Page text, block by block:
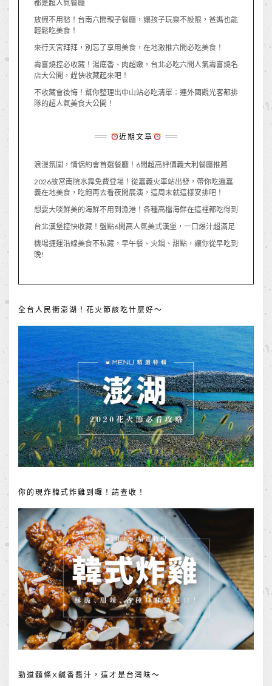
都是超人氣餐廳
放假不用愁！台南六間親子餐廳，讓孩子玩樂不設限，爸媽也能
輕鬆吃美食！
來行天宮拜拜，別忘了享用美食，在地激推六間必吃美食！
壽喜燒控必收藏！湯底香、肉超嫩，台北必吃六間人氣壽喜燒名
店大公開，趕快收藏起來吧！
不收藏會後悔！幫你整理出中山站必吃清單：連外國觀光客都排
隊的超人氣美食大公開！
近期文章
浪漫氛圍，情侶約會首選餐廳！6間超高評價義大利餐廳推薦
2026故宮南院水舞免費登場！從嘉義火車站出發，帶你吃遍嘉
義在地美食，吃飽再去看夜間展演，這周末就這樣安排吧！
想要大啖鮮美的海鮮不用到漁港！各種高檔海鮮在這裡都吃得到
台北漢堡控快收藏！盤點6間高人氣美式漢堡，一口爆汁超滿足
機場捷運沿線美食不私藏，早午餐、火鍋、甜點，讓你從早吃到
晚!
全台人民衝澎湖！花火節該吃什麼好～
你的現炸韓式炸雞到囉！請查收！
勁道麵條X鹹香醬汁，這才是台灣味～